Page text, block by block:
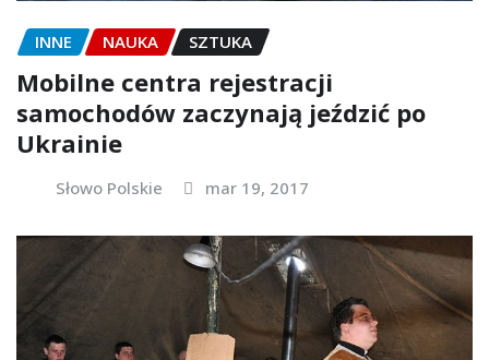
INNE NAUKA SZTUKA
Mobilne centra rejestracji
samochodów zaczynają jeździć po
Ukrainie
Słowo Polskie mar 19, 2017